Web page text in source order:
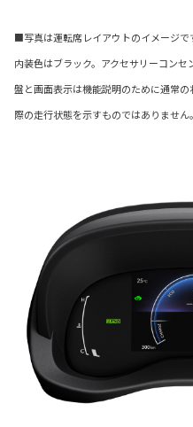
■写真は運転席レイアウトのイメージ
内装色はブラック。アクセサリーコン
盤と画面表示は機能説明のために通常
際の走行状態を示すものではありません。